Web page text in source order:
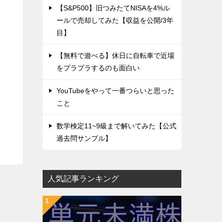
【S&P500】旧つみたてNISAを4%ル
ールで売却してみた【収益を公開/3年
目】
【無料で遊べる】休日に自転車で近場
をプラプラするのも面白い
YouTubeをやって一番つらいと思った
こと
数学検定11~9級まで解いてみた【公式
過去問サンプル】
人気記事ランキング